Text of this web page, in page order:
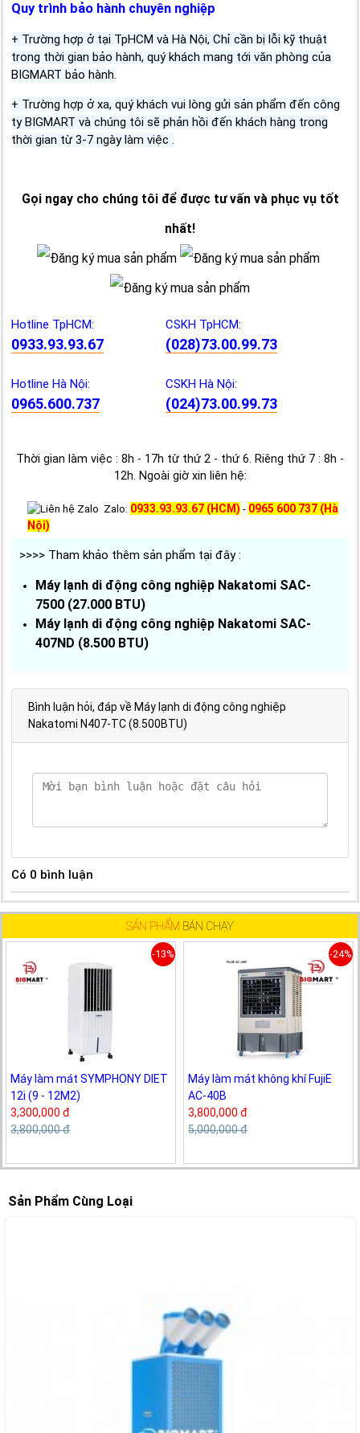
Quy trình bảo hành chuyên nghiệp
+ Trường hợp ở tại TpHCM và Hà Nội, Chỉ cần bị lỗi kỹ thuật
trong thời gian bảo hành, quý khách mang tới văn phòng của
BIGMART bảo hành.
+ Trường hợp ở xa, quý khách vui lòng gửi sản phẩm đến công
ty BIGMART và chúng tôi sẽ phản hồi đến khách hàng trong
thời gian từ 3-7 ngày làm việc .
Gọi ngay cho chúng tôi để được tư vấn và phục vụ tốt
nhất!
Hotline TpHCM:
0933.93.93.67
CSKH TpHCM:
(028)73.00.99.73
Hotline Hà Nội:
0965.600.737
CSKH Hà Nội:
(024)73.00.99.73
Thời gian làm việc : 8h - 17h từ thứ 2 - thứ 6. Riêng thứ 7 : 8h -
12h. Ngoài giờ xin liên hệ:
Zalo: 0933.93.93.67 (HCM) - 0965 600 737 (Hà
Nội)
>>>> Tham khảo thêm sản phẩm tại đây :
Máy lạnh di động công nghiệp Nakatomi SAC-
7500 (27.000 BTU)
Máy lạnh di động công nghiệp Nakatomi SAC-
407ND (8.500 BTU)
Bình luận hỏi, đáp về Máy lạnh di động công nghiệp
Nakatomi N407-TC (8.500BTU)
Có 0 bình luận
SẢN PHẨM BÁN CHẠY
-13%
Máy làm mát SYMPHONY DIET
12i (9 - 12M2)
3,300,000 đ
3,800,000 đ
-24%
Máy làm mát không khí FujiE
AC-40B
3,800,000 đ
5,000,000 đ
Sản Phẩm Cùng Loại